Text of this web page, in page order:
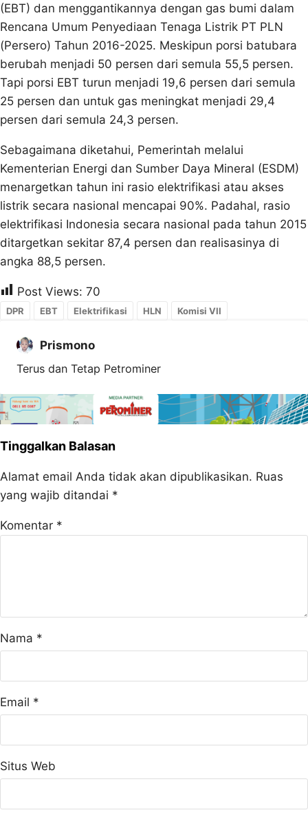
(EBT) dan menggantikannya dengan gas bumi dalam
Rencana Umum Penyediaan Tenaga Listrik PT PLN
(Persero) Tahun 2016-2025. Meskipun porsi batubara
berubah menjadi 50 persen dari semula 55,5 persen.
Tapi porsi EBT turun menjadi 19,6 persen dari semula
25 persen dan untuk gas meningkat menjadi 29,4
persen dari semula 24,3 persen.
Sebagaimana diketahui, Pemerintah melalui
Kementerian Energi dan Sumber Daya Mineral (ESDM)
menargetkan tahun ini rasio elektrifikasi atau akses
listrik secara nasional mencapai 90%. Padahal, rasio
elektrifikasi Indonesia secara nasional pada tahun 2015
ditargetkan sekitar 87,4 persen dan realisasinya di
angka 88,5 persen.
Post Views: 70
DPR EBT Elektrifikasi HLN Komisi VII
Prismono
Terus dan Tetap Petrominer
Tinggalkan Balasan
Alamat email Anda tidak akan dipublikasikan. Ruas
yang wajib ditandai *
Komentar *
Nama *
Email *
Situs Web